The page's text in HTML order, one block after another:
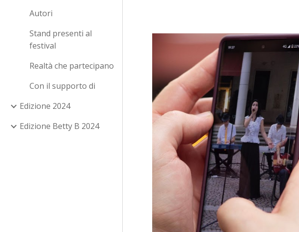
Autori
Stand presenti al
festival
Realtà che partecipano
Con il supporto di
Edizione 2024
Edizione Betty B 2024